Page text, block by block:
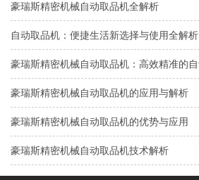
豪瑞斯精密机械自动取品机全解析
自动取品机：便捷生活新选择与使用全解析
豪瑞斯精密机械自动取品机的应用与解析
豪瑞斯精密机械自动取品机的优势与应用
豪瑞斯精密机械自动取品机技术解析